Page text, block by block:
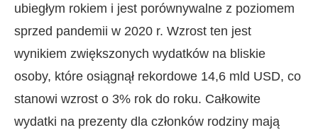
ubiegłym rokiem i jest porównywalne z poziomem
sprzed pandemii w 2020 r. Wzrost ten jest
wynikiem zwiększonych wydatków na bliskie
osoby, które osiągnął rekordowe 14,6 mld USD, co
stanowi wzrost o 3% rok do roku. Całkowite
wydatki na prezenty dla członków rodziny mają